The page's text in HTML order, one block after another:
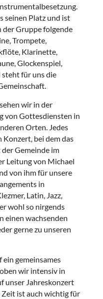
seinen Platz und ist
Gruppe folgende
Trompete,
Klarinette,
Glockenspiel,
steht für uns die
wir in der
von Gottesdiensten in
Orten. Jedes
Konzert, bei dem das
Gemeinde im
Leitung von Michael
von ihm für unsere
in
Latin, Jazz,
wohl so nirgends
einen wachsenden
gerne zu unseren
ein gemeinsames
wir intensiv in
unser Jahreskonzert
ist auch wichtig für